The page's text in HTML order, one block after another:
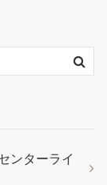
ンターライ